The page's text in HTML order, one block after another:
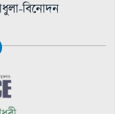
বিনোদন